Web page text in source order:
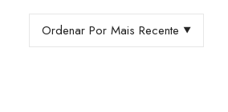
Ordenar Por Mais Recente